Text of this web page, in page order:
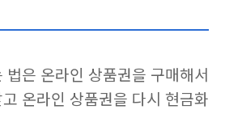
법은 온라인 상품권을 구매해서
온라인 상품권을 다시 현금화